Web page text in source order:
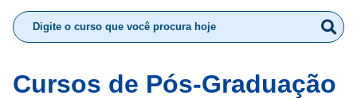
Cursos de Pós-Graduação